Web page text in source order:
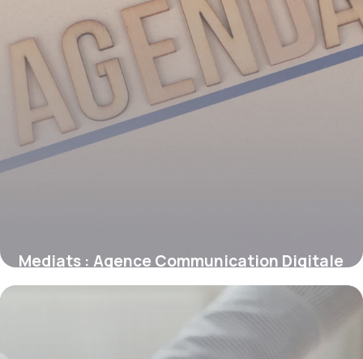
Mediats : Agence Communication Digitale
17 juin 2026